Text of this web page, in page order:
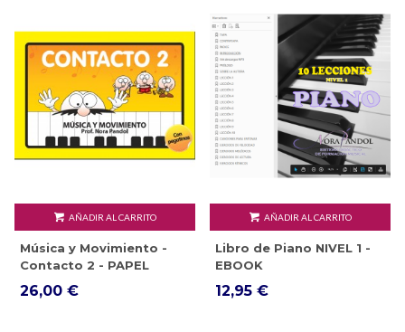
AÑADIR AL CARRITO
Música y Movimiento -
Contacto 2 - PAPEL
26,00 €
AÑADIR AL CARRITO
Libro de Piano NIVEL 1 -
EBOOK
12,95 €